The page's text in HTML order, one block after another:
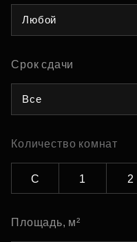
Любой
Срок сдачи
Все
Количество комнат
С 1 2
Площадь, м²